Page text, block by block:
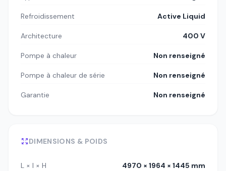
Refroidissement Active Liquid
Architecture 400 V
Pompe à chaleur Non renseigné
Pompe à chaleur de série Non renseigné
Garantie Non renseigné
DIMENSIONS & POIDS
L × l × H 4970 × 1964 × 1445 mm